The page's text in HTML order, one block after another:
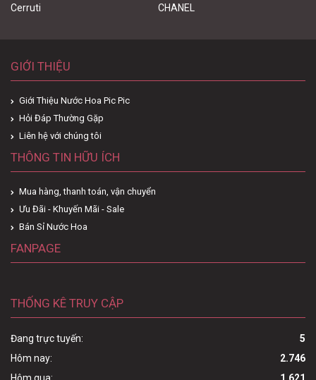
Cerruti
CHANEL
GIỚI THIỆU
Giới Thiệu Nước Hoa Pic Pic
Hỏi Đáp Thường Gặp
Liên hệ với chúng tôi
THÔNG TIN HỮU ÍCH
Mua hàng, thanh toán, vận chuyển
Ưu Đãi - Khuyến Mãi - Sale
Bán Sỉ Nước Hoa
FANPAGE
THỐNG KÊ TRUY CẬP
Đang trực tuyến:
5
Hôm nay:
2.746